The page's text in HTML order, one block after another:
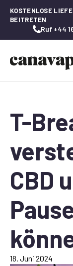
KOSTENLOSE
BEITRETEN
Ruf +44
T-
CBD
18. Juni 2024